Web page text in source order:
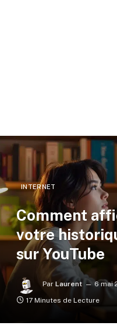
INTERNET
Comment
votre
sur YouTube
Par Laurent 6 mai
17 Minutes de Lecture